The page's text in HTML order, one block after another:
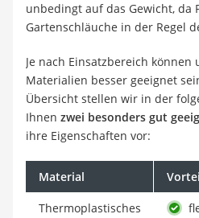
unbedingt auf das Gewicht, da
Gartenschläuche in der Regel
Je nach Einsatzbereich
Materialien besser geeignet
Übersicht stellen wir in der
Ihnen zwei besonders gut
ihre Eigenschaften vor:
Material
Thermoplastisches